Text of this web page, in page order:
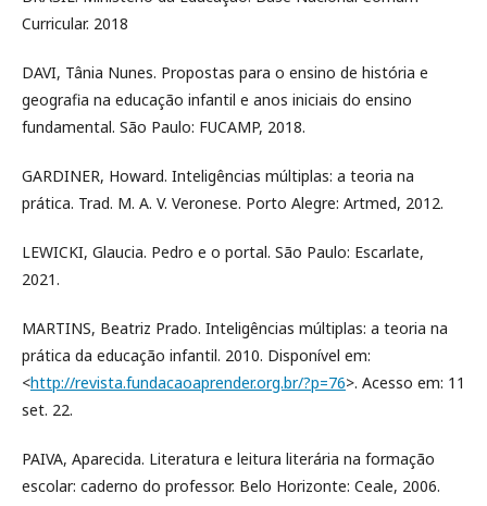
Curricular. 2018
DAVI, Tânia Nunes. Propostas para o ensino de história e
geografia na educação infantil e anos iniciais do ensino
fundamental. São Paulo: FUCAMP, 2018.
GARDINER, Howard. Inteligências múltiplas: a teoria na
prática. Trad. M. A. V. Veronese. Porto Alegre: Artmed, 2012.
LEWICKI, Glaucia. Pedro e o portal. São Paulo: Escarlate,
2021.
MARTINS, Beatriz Prado. Inteligências múltiplas: a teoria na
prática da educação infantil. 2010. Disponível em:
<http://revista.fundacaoaprender.org.br/?p=76>. Acesso em: 11
set. 22.
PAIVA, Aparecida. Literatura e leitura literária na formação
escolar: caderno do professor. Belo Horizonte: Ceale, 2006.